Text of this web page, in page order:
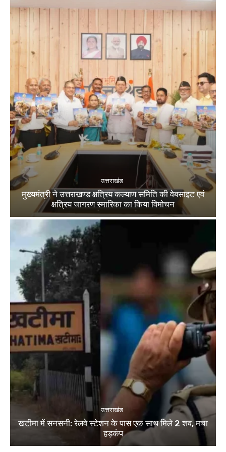
उत्तराखंड
मुख्यमंत्री ने उत्तराखण्ड क्षत्रिय कल्याण समिति की वेबसाइट एवं
क्षत्रिय जागरण स्मारिका का किया विमोचन
उत्तराखंड
खटीमा में सनसनी: रेलवे स्टेशन के पास एक साथ मिले 2 शव, मचा
हड़कंप